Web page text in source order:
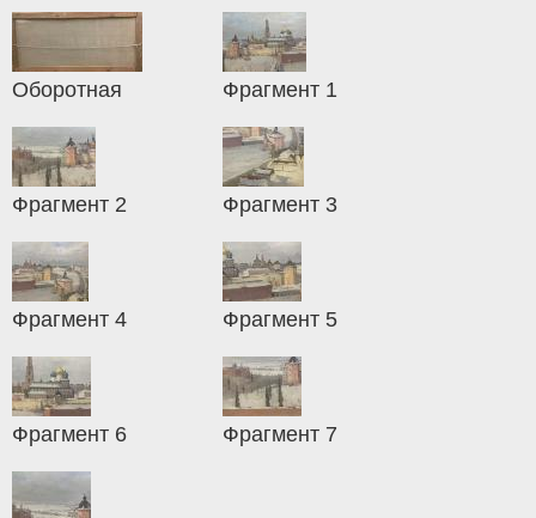
Оборотная Фрагмент 1
Фрагмент 2 Фрагмент 3
Фрагмент 4 Фрагмент 5
Фрагмент 6 Фрагмент 7